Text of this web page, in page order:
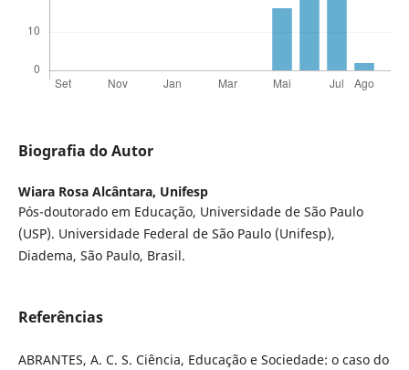
Biografia do Autor
Wiara Rosa Alcântara, Unifesp
Pós-doutorado em Educação, Universidade de São Paulo
(USP). Universidade Federal de São Paulo (Unifesp),
Diadema, São Paulo, Brasil.
Referências
ABRANTES, A. C. S. Ciência, Educação e Sociedade: o caso do